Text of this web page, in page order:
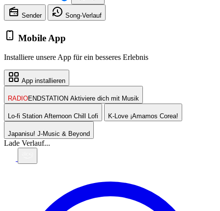
Sender Song-Verlauf
Mobile App
Installiere unsere App für ein besseres Erlebnis
App installieren
RADIOENDSTATION Aktiviere dich mit Musik
Lo-fi Station Afternoon Chill Lofi K-Love ¡Amamos Corea!
Japanisu! J-Music & Beyond
Lade Verlauf...